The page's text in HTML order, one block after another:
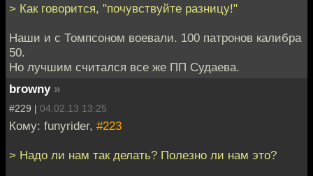
> Как говорится, "почувствуйте разницу!"
Наши и с Томпсоном воевали. 100 патронов калибра
50.
Но лучшим считался все же ПП Судаева.
browny »
#229 | 04.02.13 13:25
Кому: funyrider, #223
> Надо ли нам так делать? Полезно ли нам это?